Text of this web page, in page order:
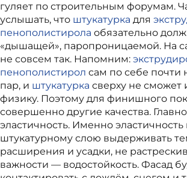
гуляет по строительным форумам.
услышать, что штукатурка для
пенополистирола обязательно
«дышащей», паропроницаемой. На
не совсем так. Напомним:
пенополистирол сам по себе почти
пар, и штукатурка сверху не сможет
физику. Поэтому для финишного
совершенно другие качества.
эластичность. Именно эластичность
штукатурному слою выдерживать
расширения и усадки, не
важности — водостойкость. Фасад